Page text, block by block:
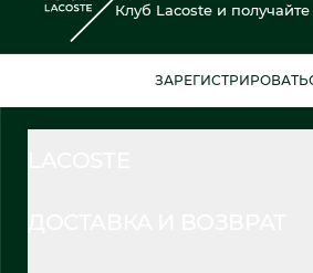
Клуб Lacoste и